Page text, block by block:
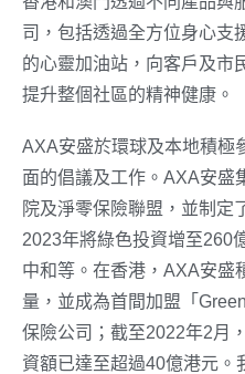
司，包括透過全方位身心支
的心靈加油站，向客戶及市
提升整個社區的精神健康。
AXA安盛於環球及本地積極
面的倡議及工作。AXA安盛
院及淨零保險聯盟，並制定
2023年將綠色投資增至260
中和等。在香港，AXA安盛
量，並成為首間加盟「
保險公司；截至2022年2月
資額已達至超過40億港元。